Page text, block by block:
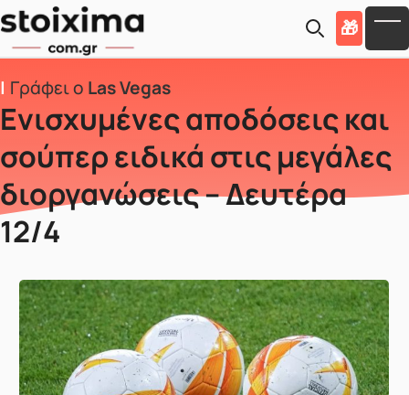
Skip to main content
🎁
Γράφει ο Las Vegas
Ενισχυμένες αποδόσεις και
σούπερ ειδικά στις μεγάλες
διοργανώσεις – Δευτέρα
12/4